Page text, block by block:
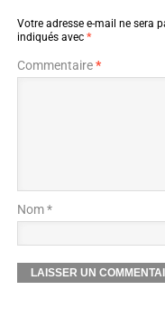
Votre adresse e-mail ne sera
indiqués avec *
Commentaire*
Nom *